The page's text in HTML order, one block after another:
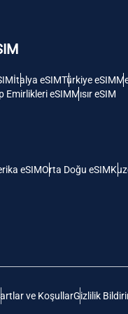
İtalya eSIMTürkiye eSIM
Emirlikleri eSIMMısır eSIM
eSIMOrta Doğu eSIM
ve KoşullarGizlilik